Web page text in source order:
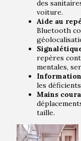
des
voiture.
Aide au
Bluetooth
repères
mentales,
les
Mains
taille.